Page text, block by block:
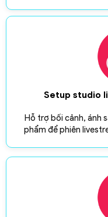
Setup studio
Hỗ trợ bối cảnh, ánh
phẩm để phiên